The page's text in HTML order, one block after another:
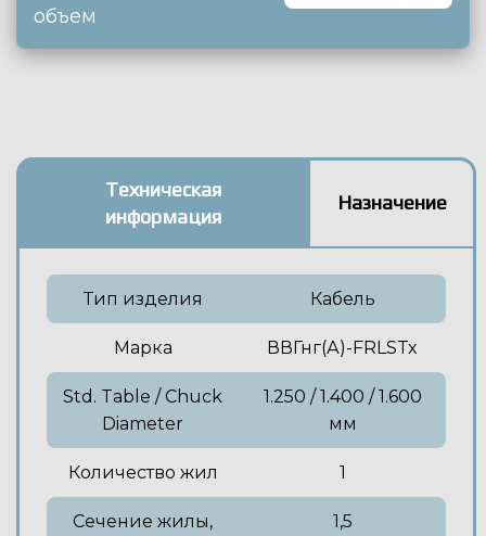
объем
Техническая
информация
Назначение
Тип изделия Кабель
Марка ВВГнг(А)-FRLSTx
Std. Table / Chuck
Diameter
1.250 / 1.400 / 1.600
мм
Количество жил 1
Сечение жилы,
1,5